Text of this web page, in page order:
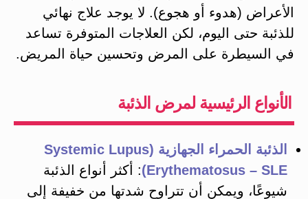
الأعراض (هدوء أو هجوع)​. لا يوجد علاج نهائي
للذئبة حتى اليوم، لكن العلاجات المتوفرة تساعد
في السيطرة على المرض وتحسين حياة المريض.
الأنواع الرئيسية لمرض الذئبة
الذئبة الحمراء الجهازية (Systemic Lupus
Erythematosus – SLE) : أكثر أنواع الذئبة
شيوعًا، ويمكن أن تتراوح شدتها من خفيفة إلى